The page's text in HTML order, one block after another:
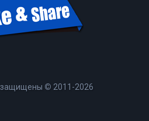
защищены © 2011-2026